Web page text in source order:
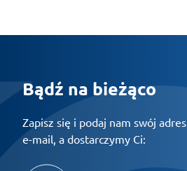
Bądź na bieżąco
Zapisz się i podaj nam swój adres
e-mail, a dostarczymy Ci: